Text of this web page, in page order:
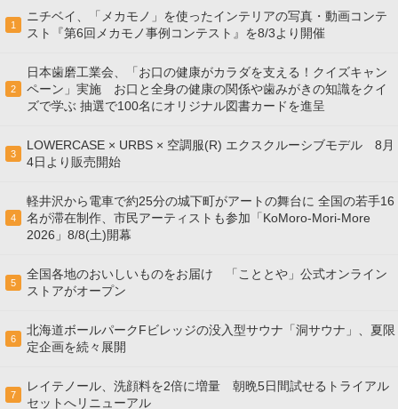
1
ニチベイ、「メカモノ」を使ったインテリアの写真・動画コンテ
スト『第6回メカモノ事例コンテスト』を8/3より開催
2
日本歯磨工業会、「お口の健康がカラダを支える！クイズキャン
ペーン」実施 お口と全身の健康の関係や歯みがきの知識をクイ
ズで学ぶ 抽選で100名にオリジナル図書カードを進呈
3
LOWERCASE × URBS × 空調服(R) エクスクルーシブモデル 8月
4日より販売開始
4
軽井沢から電車で約25分の城下町がアートの舞台に 全国の若手16
名が滞在制作、市民アーティストも参加「KoMoro-Mori-More
2026」8/8(土)開幕
5
全国各地のおいしいものをお届け 「こととや」公式オンライン
ストアがオープン
6
北海道ボールパークFビレッジの没入型サウナ「洞サウナ」、夏限
定企画を続々展開
7
レイテノール、洗顔料を2倍に増量 朝晩5日間試せるトライアル
セットへリニューアル